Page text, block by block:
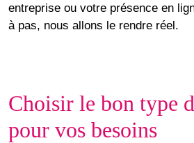
entreprise ou votre présence en
à pas, nous allons le rendre réel.
Choisir le bon type
pour vos besoins